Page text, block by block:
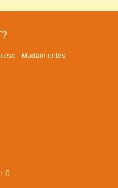
- Madármentés
6.